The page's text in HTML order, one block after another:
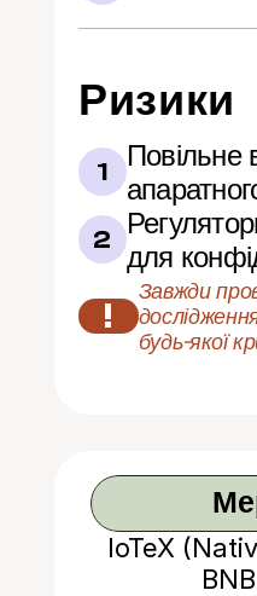
Ризики
1
Повільне
2 для
!
Завжди
будь-якої
IoTeX